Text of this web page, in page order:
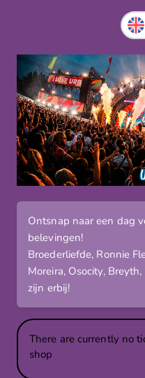
Ontsnap naar een dag
belevingen!
Broederliefde, Ronnie
Moreira, Osocity,
zijn erbij!
There are currently no
shop